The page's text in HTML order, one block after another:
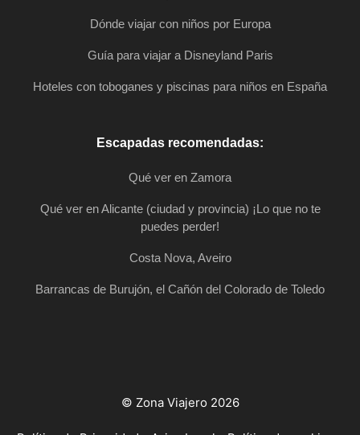
Dónde viajar con niños por Europa
Guía para viajar a Disneyland Paris
Hoteles con toboganes y piscinas para niños en España
Escapadas recomendadas:
Qué ver en Zamora
Qué ver en Alicante (ciudad y provincia) ¡Lo que no te
puedes perder!
Costa Nova, Aveiro
Barrancas de Burujón, el Cañón del Colorado de Toledo
© Zona Viajero 2026